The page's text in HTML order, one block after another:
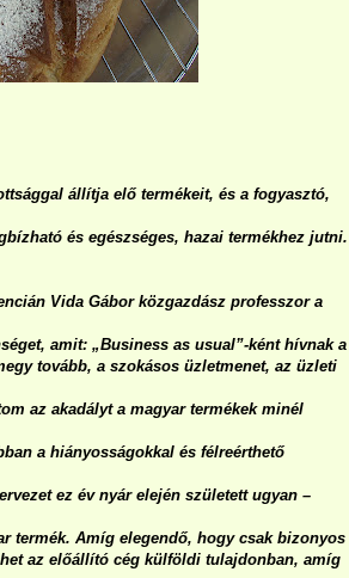
állítja elő termékeit, és a fogyasztó,
és egészséges, hazai termékhez jutni.
Vida Gábor közgazdász professzor a
amit: „Business as usual”-ként hívnak a
tovább, a szokásos üzletmenet, az üzleti
az akadályt a magyar termékek minél
a hiányosságokkal és félreérthető
ez év nyár elején született ugyan –
termék. Amíg elegendő, hogy csak bizonyos
az előállító cég külföldi tulajdonban, amíg